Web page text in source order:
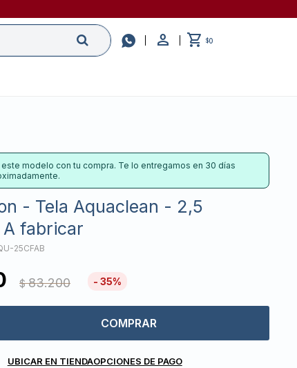
 $0
modelo con tu compra. Te lo entregamos en 30 días
- Tela Aquaclean - 2,5
fabricar
25CFAB
$ 83.200 35
COMPRAR
UBICAR EN TIENDAOPCIONES DE PAGO